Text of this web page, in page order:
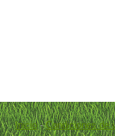
Inicio-Condiciones de